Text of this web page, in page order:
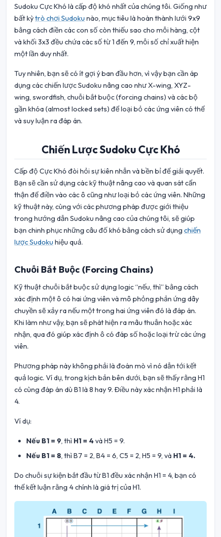
Sudoku Cực Khó là cấp độ khó nhất của chúng tôi. Giống như
bất kỳtrò chơi Sudoku nào, mục tiêu là hoàn thành lưới 9x9
bằng cách điền các con số còn thiếu sao cho mỗi hàng, cột
và khối 3x3 đều chứa các số từ 1 đến 9, mỗi số chỉ xuất hiện
một lần duy nhất.
Tuy nhiên, bạn sẽ có ít gợi ý ban đầu hơn, vì vậy bạn cần áp
dụng các chiến lược Sudoku nâng cao như X-wing, XYZ-
wing, swordfish, chuỗi bắt buộc (forcing chains) và các bộ
gần khóa (almost locked sets) để loại bỏ các ứng viên có thể
và suy luận ra đáp án.
Chiến Lược Sudoku Cực Khó
Cấp độ Cực Khó đòi hỏi sự kiên nhẫn và bền bỉ để giải quyết.
Bạn sẽ cần sử dụng các kỹ thuật nâng cao và quan sát cẩn
thận để điền vào các ô cũng như loại bỏ các ứng viên. Những
kỹ thuật này, cùng với các phương pháp được giới thiệu
trong hướng dẫn Sudoku nâng cao của chúng tôi, sẽ giúp
bạn chinh phục những câu đố khó bằng cách sử dụng chiến
lược Sudoku hiệu quả.
Chuỗi Bắt Buộc (Forcing Chains)
Kỹ thuật chuỗi bắt buộc sử dụng logic “nếu, thì” bằng cách
xác định một ô có hai ứng viên và mô phỏng phản ứng dây
chuyền sẽ xảy ra nếu một trong hai ứng viên đó là đáp án.
Khi làm như vậy, bạn sẽ phát hiện ra mâu thuẫn hoặc xác
nhận, qua đó giúp xác định ô có đáp số hoặc loại trừ các ứng
viên.
Phương pháp này không phải là đoán mò vì nó dẫn tới kết
quả logic. Ví dụ, trong kịch bản bên dưới, bạn sẽ thấy rằng H1
có cùng đáp án dù B1 là 8 hay 9. Điều này xác nhận H1 phải là
4.
Ví dụ:
Nếu B1 = 9, thì H1 = 4và H5 = 9.
Nếu B1 = 8, thì B7 = 2, B4 = 6, C5 = 2, H5 = 9, và H1 = 4.
Do chuỗi sự kiện bắt đầu từ B1 đều xác nhận H1 = 4, bạn có
thể kết luận rằng 4 chính là giá trị của H1.